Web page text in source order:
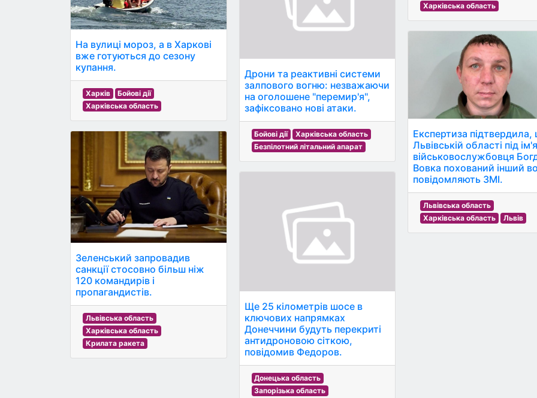
На вулиці мороз, а в Харкові
вже готуються до сезону
купання.
Харків
Бойові дії
Харківська область
Зеленський запровадив
санкції стосовно більш ніж
120 командирів і
пропагандистів.
Львівська область
Харківська область
Крилата ракета
Дрони та реактивні системи
залпового вогню: незважаючи
на оголошене "перемир'я",
зафіксовано нові атаки.
Бойові дії
Харківська область
Безпілотний літальний апарат
Ще 25 кілометрів шосе в
ключових напрямках
Донеччини будуть перекриті
антидроновою сіткою,
повідомив Федоров.
Донецька область
Запорізька область
Харківська область
Експертиза
Львівській області під
військовослужбовця
Вовка похований інший
повідомляють ЗМІ.
Львівська область
Харківська область
Львів